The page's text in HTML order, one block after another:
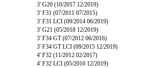
3' G20 (10/2017 12/2019)
3' F31 (07/2011 07/2015)
3' F31 LCI (09/2014 06/2019)
3' G21 (05/2018 12/2019)
3' F34 GT (07/2012 06/2016)
3' F34 GT LCI (09/2015 12/2019)
4' F32 (11/2012 02/2017)
4' F32 LCI (05/2016 12/2019)